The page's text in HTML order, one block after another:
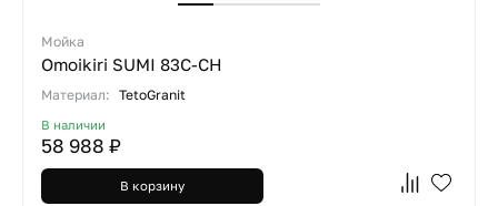
Мойка
Omoikiri SUMI 83C-CH
Материал: TetoGranit
В наличии
58 988 ₽
В корзину